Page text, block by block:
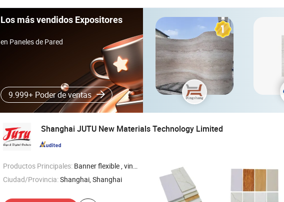
Los más vendidos Expositores
en Paneles de Pared
9.999+ Poder de ventas
Shanghai JUTU New Materials Technology Limited
Productos Principales: Banner flexible , vinilo autoadhesivo , tablero de espuma de
Ciudad/Provincia:Shanghai, Shanghai